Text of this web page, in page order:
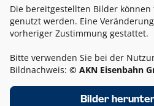
Die bereitgestellten Bilder
genutzt werden. Eine
vorheriger Zustimmung gestattet.
Bitte verwenden Sie bei der
Bildnachweis: © AKN Eisenbahn
Bilder